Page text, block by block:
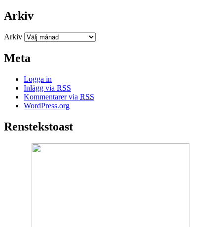
Arkiv
Arkiv
Meta
Logga in
Inlägg via RSS
Kommentarer via RSS
WordPress.org
Renstekstoast